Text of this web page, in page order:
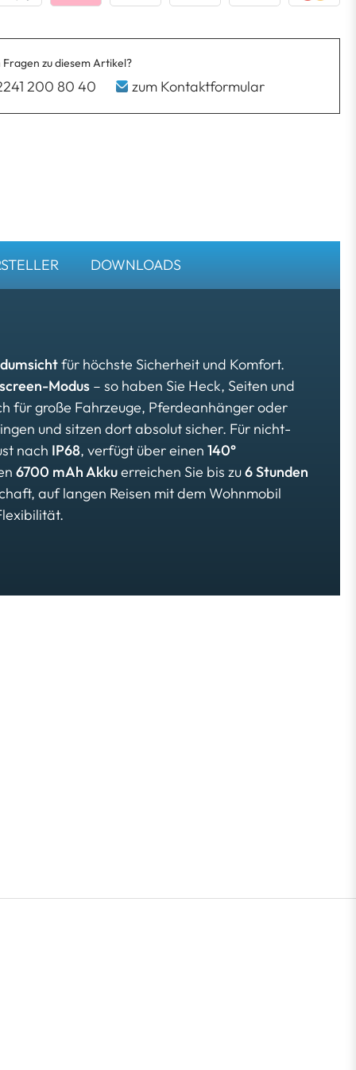
Fragen zu diesem Artikel?
200 80 40 zum Kontaktformular
für höchste Sicherheit und Komfort.
Modus – so haben Sie Heck, Seiten und
für große Fahrzeuge, Pferdeanhänger oder
und sitzen dort absolut sicher. Für nicht-
nach IP68, verfügt über einen 140°
6700 mAh Akkuerreichen Sie bis zu6 Stunden
auf langen Reisen mit dem Wohnmobil
DOWNLOADS